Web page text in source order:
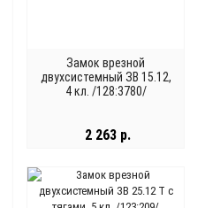
Замок врезной
двухсистемный ЗВ 15.12,
4 кл. /128:3780/
2 263 р.